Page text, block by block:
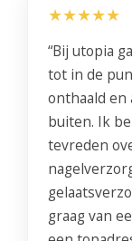
★★★★★
“Bij utopia
tot in de
onthaald en
buiten. Ik
tevreden
graag van